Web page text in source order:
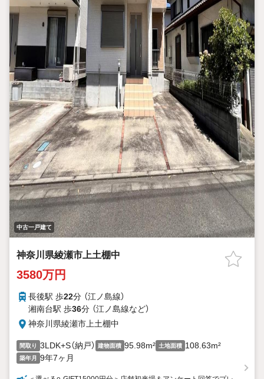
中古一戸建て
神奈川県綾瀬市上土棚中
3580万円
長後駅 歩22分 （江ノ島線）
湘南台駅 歩36分 （江ノ島線など）
神奈川県綾瀬市上土棚中
間取り 3LDK+S（納戸） 建物面積 95.98m² 土地面積 108.63m²
築年月 9年7ヶ月